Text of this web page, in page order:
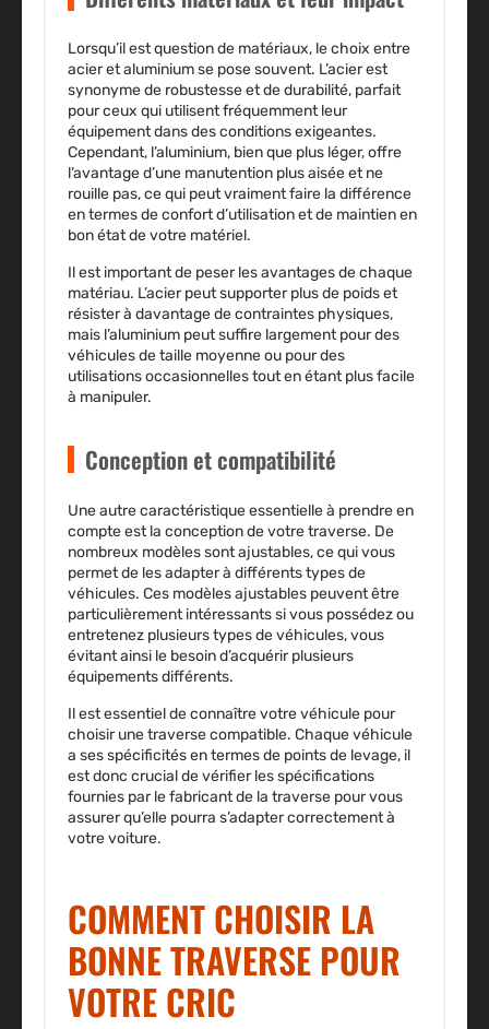
Lorsqu’il est question de matériaux, lechoix entre
acier et aluminiumse pose souvent. L’acier est
synonyme de robustesse et de durabilité, parfait
pour ceux qui utilisent fréquemment leur
équipement dans des conditions exigeantes.
Cependant, l’aluminium, bien que plus léger, offre
l’avantage d’une manutention plus aisée et ne
rouille pas, ce qui peut vraiment faire la différence
en termes de confort d’utilisation et de maintien en
bon état de votre matériel.
Il est important de peser les avantages de chaque
matériau. L’acier peut supporter plus de poids et
résister à davantage de contraintes physiques,
mais l’aluminium peut suffire largement pour des
véhicules de taille moyenne ou pour des
utilisations occasionnelles tout en étant plus facile
à manipuler.
Conception et compatibilité
Une autre caractéristique essentielle à prendre en
compte est la conception de votre traverse. De
nombreux modèles sont ajustables, ce qui vous
permet de les adapter à différents types de
véhicules. Ces modèles ajustables peuvent être
particulièrement intéressants si vous possédez ou
entretenez plusieurs types de véhicules, vous
évitant ainsi le besoin d’acquérir plusieurs
équipements différents.
Il est essentiel de connaître votre véhicule pour
choisir une traverse compatible. Chaque véhicule
a ses spécificités en termes de points de levage, il
est donc crucial de vérifier les spécifications
fournies par le fabricant de la traverse pour vous
assurer qu’elle pourra s’adapter correctement à
votre voiture.
COMMENT CHOISIR LA
BONNE TRAVERSE POUR
VOTRE CRIC